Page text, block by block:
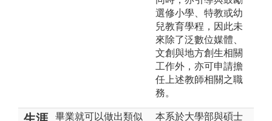
選修小學、特教或幼
兒教育學程，因此未
來除了泛數位媒體、
文創與地方創生相關
工作外，亦可申請擔
任上述教師相關之職
務。
畢業就可以做出類似
本系於大學部與碩士